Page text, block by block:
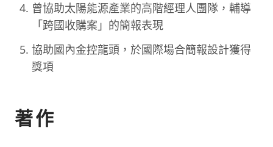
曾協助太陽能源產業的高階經理人團隊，輔導
「跨國收購案」的簡報表現
協助國內金控龍頭，於國際場合簡報設計獲得
獎項
著作